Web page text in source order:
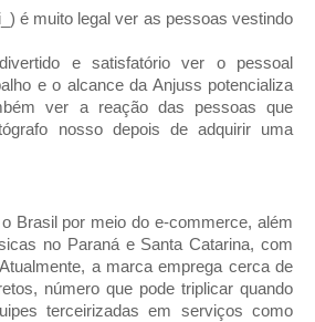
é muito legal ver as pessoas vestindo
e satisfatório ver o pessoal
e o alcance da Anjuss potencializa
ver a reação das pessoas que
nosso depois de adquirir uma
Brasil por meio do e-commerce, além
no Paraná e Santa Catarina, com
a marca emprega cerca de
número que pode triplicar quando
terceirizadas em serviços como